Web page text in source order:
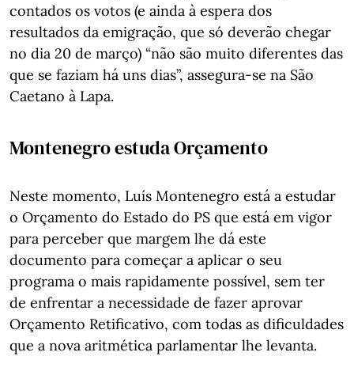
contados os votos (e ainda à espera dos
resultados da emigração, que só deverão chegar
no dia 20 de março) “não são muito diferentes das
que se faziam há uns dias”, assegura-se na São
Caetano à Lapa.
Montenegro estuda Orçamento
Neste momento, Luís Montenegro está a estudar
o Orçamento do Estado do PS que está em vigor
para perceber que margem lhe dá este
documento para começar a aplicar o seu
programa o mais rapidamente possível, sem ter
de enfrentar a necessidade de fazer aprovar
Orçamento Retificativo, com todas as dificuldades
que a nova aritmética parlamentar lhe levanta.